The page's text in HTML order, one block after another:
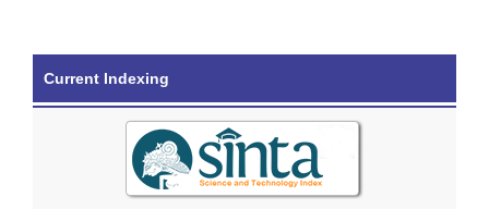
Current Indexing